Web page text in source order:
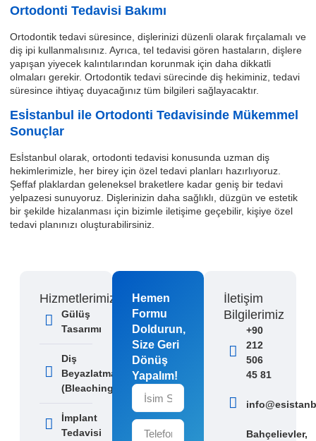
Ortodonti Tedavisi Bakımı
Ortodontik tedavi süresince, dişlerinizi düzenli olarak fırçalamalı ve
diş ipi kullanmalısınız. Ayrıca, tel tedavisi gören hastaların, dişlere
yapışan yiyecek kalıntılarından korunmak için daha dikkatli
olmaları gerekir. Ortodontik tedavi sürecinde diş hekiminiz, tedavi
süresince ihtiyaç duyacağınız tüm bilgileri sağlayacaktır.
Esİstanbul ile Ortodonti Tedavisinde Mükemmel
Sonuçlar
Esİstanbul olarak, ortodonti tedavisi konusunda uzman diş
hekimlerimizle, her birey için özel tedavi planları hazırlıyoruz.
Şeffaf plaklardan geleneksel braketlere kadar geniş bir tedavi
yelpazesi sunuyoruz. Dişlerinizin daha sağlıklı, düzgün ve estetik
bir şekilde hizalanması için bizimle iletişime geçebilir, kişiye özel
tedavi planınızı oluşturabilirsiniz.
Hizmetlerimiz
Gülüş
Tasarımı
Diş
Beyazlatma
(Bleaching)
İmplant
Tedavisi
Hemen
Formu
Doldurun,
Size Geri
Dönüş
Yapalım!
İletişim
Bilgilerimiz
+90
212
506
45 81
Bahçelievler,